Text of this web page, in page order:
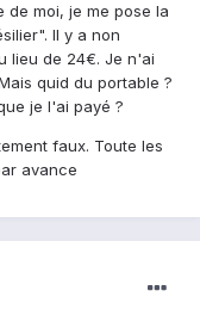
de moi, je me pose la
Il y a non
lieu de 24€. Je n'ai
quid du portable ?
je l'ai payé ?
faux. Toute les
avance